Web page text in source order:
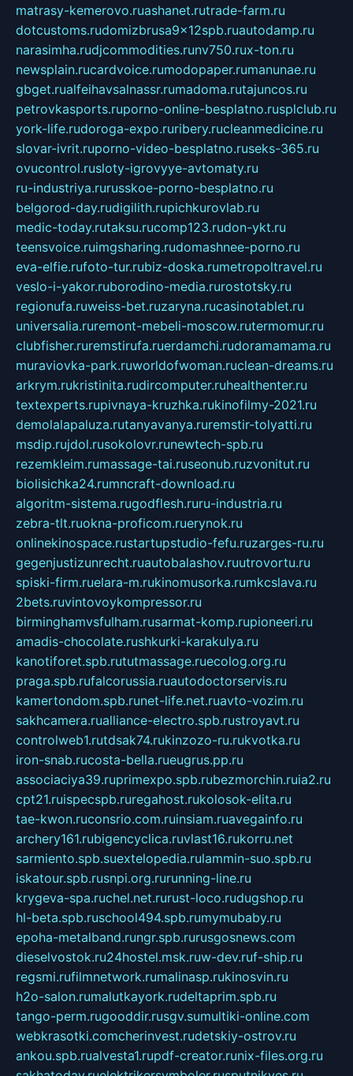
matrasy-kemerovo.ruashanet.rutrade-farm.ru
dotcustoms.rudomizbrusa9x12spb.ruautodamp.ru
narasimha.rudjcommodities.runv750.rux-ton.ru
newsplain.rucardvoice.rumodopaper.rumanunae.ru
gbget.rualfeihavsalnassr.rumadoma.rutajuncos.ru
petrovkasports.ruporno-online-besplatno.rusplclub.ru
york-life.rudoroga-expo.ruribery.rucleanmedicine.ru
slovar-ivrit.ruporno-video-besplatno.ruseks-365.ru
ovucontrol.rusloty-igrovyye-avtomaty.ru
ru-industriya.rurusskoe-porno-besplatno.ru
belgorod-day.rudigilith.rupichkurovlab.ru
medic-today.rutaksu.rucomp123.rudon-ykt.ru
teensvoice.ruimgsharing.rudomashnee-porno.ru
eva-elfie.rufoto-tur.rubiz-doska.rumetropoltravel.ru
veslo-i-yakor.ruborodino-media.rurostotsky.ru
regionufa.ruweiss-bet.ruzaryna.rucasinotablet.ru
universalia.ruremont-mebeli-moscow.rutermomur.ru
clubfisher.ruremstirufa.ruerdamchi.rudoramamama.ru
muraviovka-park.ruworldofwoman.ruclean-dreams.ru
arkrym.rukristinita.rudircomputer.ruhealthenter.ru
textexperts.rupivnaya-kruzhka.rukinofilmy-2021.ru
demolalapaluza.rutanyavanya.ruremstir-tolyatti.ru
msdip.rujdol.rusokolovr.runewtech-spb.ru
rezemkleim.rumassage-tai.ruseonub.ruzvonitut.ru
biolisichka24.rumncraft-download.ru
algoritm-sistema.rugodflesh.ruru-industria.ru
zebra-tlt.ruokna-proficom.ruerynok.ru
onlinekinospace.rustartupstudio-fefu.ruzarges-ru.ru
gegenjustizunrecht.ruautobalashov.ruutrovortu.ru
spiski-firm.ruelara-m.rukinomusorka.rumkcslava.ru
2bets.ruvintovoykompressor.ru
birminghamvsfulham.rusarmat-komp.rupioneeri.ru
amadis-chocolate.rushkurki-karakulya.ru
kanotiforet.spb.rututmassage.ruecolog.org.ru
praga.spb.rufalcorussia.ruautodoctorservis.ru
kamertondom.spb.runet-life.net.ruavto-vozim.ru
sakhcamera.rualliance-electro.spb.rustroyavt.ru
controlweb1.rutdsak74.rukinzozo-ru.rukvotka.ru
iron-snab.rucosta-bella.rueugrus.pp.ru
associaciya39.ruprimexpo.spb.rubezmorchin.ruia2.ru
cpt21.ruispecspb.ruregahost.rukolosok-elita.ru
tae-kwon.ruconsrio.com.ruinsiam.ruavegainfo.ru
archery161.rubigencyclica.ruvlast16.rukorru.net
sarmiento.spb.suextelopedia.rulammin-suo.spb.ru
iskatour.spb.rusnpi.org.rurunning-line.ru
krygeva-spa.ruchel.net.rurust-loco.rudugshop.ru
hl-beta.spb.ruschool494.spb.rumymubaby.ru
epoha-metalband.rungr.spb.rurusgosnews.com
dieselvostok.ru24hostel.msk.ruw-dev.ruf-ship.ru
regsmi.rufilmnetwork.rumalinasp.rukinosvin.ru
h2o-salon.rumalutkayork.rudeltaprim.spb.ru
tango-perm.rugooddir.rusgv.sumultiki-online.com
webkrasotki.comcherinvest.rudetskiy-ostrov.ru
ankou.spb.rualvesta1.rupdf-creator.runix-files.org.ru